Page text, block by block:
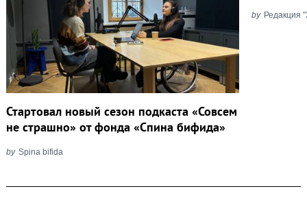
Стартовал новый сезон подкаста «Совсем
не страшно» от фонда «Спина бифида»
by Spina bifida
by Редакция